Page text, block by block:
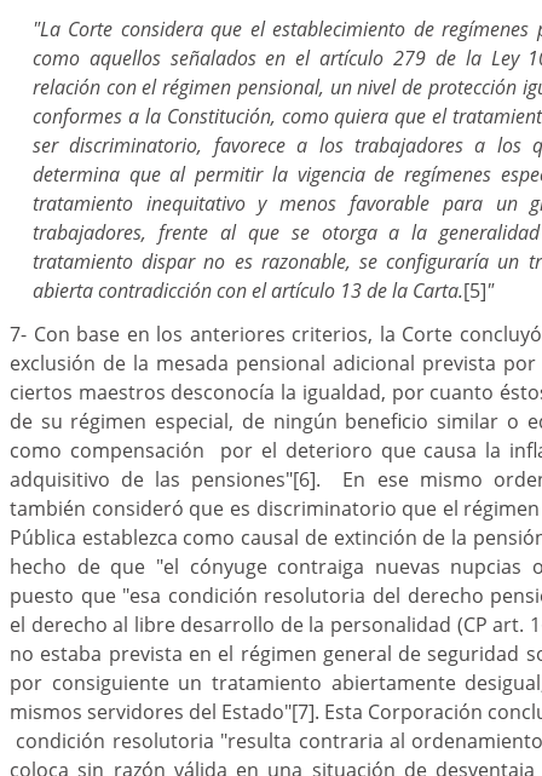
"La Corte considera que el establecimiento de regímenes
como aquellos señalados en el artículo 279 de la Ley
relación con el régimen pensional, un nivel de protección
conformes a la Constitución, como quiera que el
ser discriminatorio, favorece a los trabajadores a los
determina que al permitir la vigencia de regímenes
tratamiento inequitativo y menos favorable para un
trabajadores, frente al que se otorga a la
tratamiento dispar no es razonable, se configuraría un
abierta contradicción con el artículo 13 de la Carta.[5]"
7- Con base en los anteriores criterios, la Corte
exclusión de la mesada pensional adicional prevista
ciertos maestros desconocía la igualdad, por cuanto
de su régimen especial, de ningún beneficio similar o
como compensación por el deterioro que causa la
adquisitivo de las pensiones"[6]. En ese mismo
también consideró que es discriminatorio que el régimen
Pública establezca como causal de extinción de la
hecho de que "el cónyuge contraiga nuevas nupcias
puesto que "esa condición resolutoria del derecho
el derecho al libre desarrollo de la personalidad (CP art.
no estaba prevista en el régimen general de seguridad
por consiguiente un tratamiento abiertamente
mismos servidores del Estado"[7]. Esta Corporación
condición resolutoria "resulta contraria al
coloca sin razón válida en una situación de